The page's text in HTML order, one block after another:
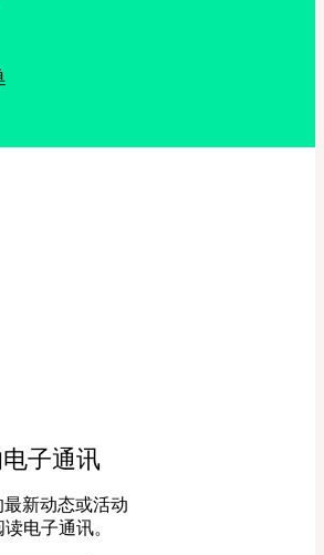
子通讯
新动态或活动
电子通讯。